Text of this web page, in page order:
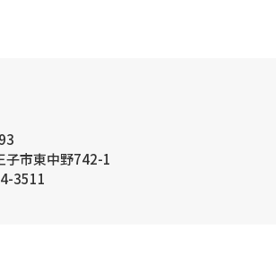
子市東中野742-1
3511